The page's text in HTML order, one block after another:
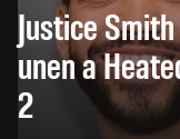
Justice
unen a
2